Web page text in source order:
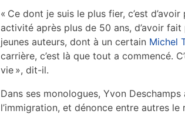
« Ce dont je suis le plus fier, c’est
activité après plus de 50 ans, d’avoir
jeunes auteurs, dont à un certain Michel
carrière, c’est là que tout a commencé.
vie », dit-il.
Dans ses monologues, Yvon
l’immigration, et dénonce entre autres